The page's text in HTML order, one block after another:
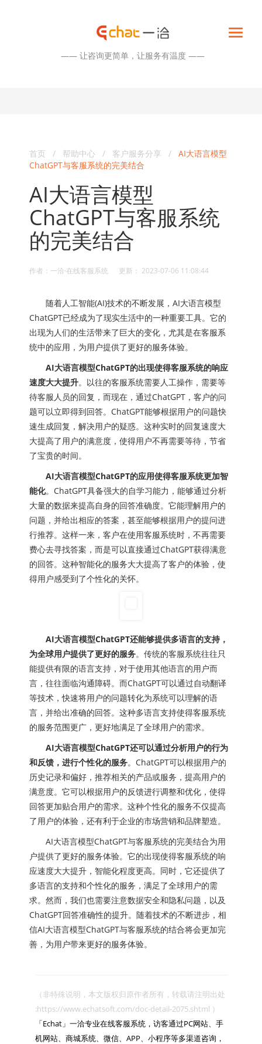
—— 让咨询更简单，让服务有温度 ——
首页 / 帮助中心 / 客户服务分享 / AI大语言模型
ChatGPT与客服系统的完美结合
AI大语言模型
ChatGPT与客服系统
的完美结合
作者：一洽·在线客服系统 更新： 2023-07-06 11:08:44
随着人工智能(AI)技术的不断发展，AI大语言模型
ChatGPT已经成为了现实生活中的一种重要工具。它的
出现为人们的生活带来了巨大的变化，尤其是在客服系
统中的应用，为用户提供了更好的服务体验。
AI大语言模型ChatGPT的出现使得客服系统的响应
速度大大提升。以往的客服系统需要人工操作，需要等
待客服人员的回复，而现在，通过ChatGPT，客户的问
题可以立即得到回答。ChatGPT能够根据用户的问题快
速生成回复，解决用户的疑惑。这种实时的回复速度大
大提高了用户的满意度，使得用户不再需要等待，节省
了宝贵的时间。
AI大语言模型ChatGPT的应用使得客服系统更加智
能化。ChatGPT具备强大的自学习能力，能够通过分析
大量的数据来提高自身的回答准确度。它能理解用户的
问题，并给出相应的答案，甚至能够根据用户的提问进
行推荐。这样一来，客户在使用客服系统时，不再需要
费心去寻找答案，而是可以直接通过ChatGPT获得满意
的回答。这种智能化的服务大大提高了客户的体验，使
得用户感受到了个性化的关怀。
AI大语言模型ChatGPT还能够提供多语言的支持，
为全球用户提供了更好的服务。传统的客服系统往往只
能提供有限的语言支持，对于使用其他语言的用户而
言，往往面临沟通障碍。而ChatGPT可以通过自动翻译
等技术，快速将用户的问题转化为系统可以理解的语
言，并给出准确的回答。这种多语言支持使得客服系统
的服务范围更广，更好地满足了全球用户的需求。
AI大语言模型ChatGPT还可以通过分析用户的行为
和反馈，进行个性化的服务。ChatGPT可以根据用户的
历史记录和偏好，推荐相关的产品或服务，提高用户的
满意度。它可以根据用户的反馈进行调整和优化，使得
回答更加贴合用户的需求。这种个性化的服务不仅提高
了用户的体验，还有利于企业的市场营销和品牌塑造。
AI大语言模型ChatGPT与客服系统的完美结合为用
户提供了更好的服务体验。它的出现使得客服系统的响
应速度大大提升，智能化程度更高。同时，它还提供了
多语言的支持和个性化的服务，满足了全球用户的需
求。然而，我们也需要注意数据安全和隐私问题，以及
ChatGPT回答准确性的提升。随着技术的不断进步，相
信AI大语言模型ChatGPT与客服系统的结合将会更加完
善，为用户带来更好的服务体验。
（非特殊说明，本文版权归原作者所有，转载请注明出处
:https://www.echatsoft.com/doc-detail-2075.shtml ）
「Echat」一洽专业在线客服系统，访客通过PC网站、手
机网站、商城系统、微信、APP、小程序等多渠道咨询，